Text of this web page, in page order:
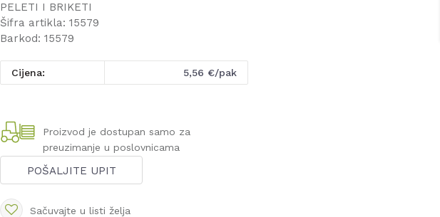
PELETI I BRIKETI
Šifra artikla: 15579
Barkod: 15579
Cijena: 5,56 €/pak
Proizvod je dostupan samo za
preuzimanje u poslovnicama
POŠALJITE UPIT
Sačuvajte u listi želja